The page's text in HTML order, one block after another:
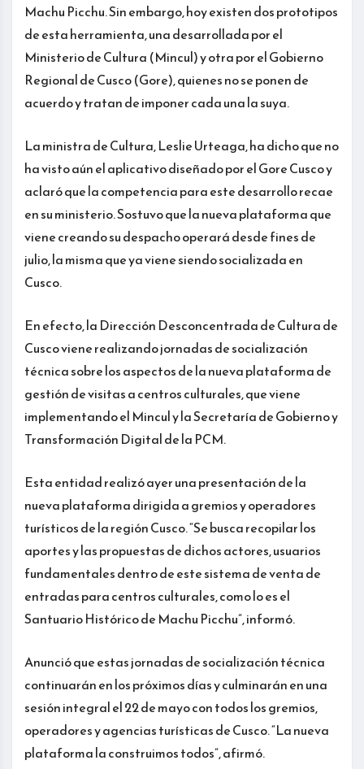
Machu Picchu. Sin embargo, hoy existen dos prototipos
de esta herramienta, una desarrollada por el
Ministerio de Cultura (Mincul) y otra por el Gobierno
Regional de Cusco (Gore), quienes no se ponen de
acuerdo y tratan de imponer cada una la suya.
La ministra de Cultura, Leslie Urteaga, ha dicho que no
ha visto aún el aplicativo diseñado por el Gore Cusco y
aclaró que la competencia para este desarrollo recae
en su ministerio. Sostuvo que la nueva plataforma que
viene creando su despacho operará desde fines de
julio, la misma que ya viene siendo socializada en
Cusco.
En efecto, la Dirección Desconcentrada de Cultura de
Cusco viene realizando jornadas de socialización
técnica sobre los aspectos de la nueva plataforma de
gestión de visitas a centros culturales, que viene
implementando el Mincul y la Secretaría de Gobierno y
Transformación Digital de la PCM.
Esta entidad realizó ayer una presentación de la
nueva plataforma dirigida a gremios y operadores
turísticos de la región Cusco. “Se busca recopilar los
aportes y las propuestas de dichos actores, usuarios
fundamentales dentro de este sistema de venta de
entradas para centros culturales, como lo es el
Santuario Histórico de Machu Picchu”, informó.
Anunció que estas jornadas de socialización técnica
continuarán en los próximos días y culminarán en una
sesión integral el 22 de mayo con todos los gremios,
operadores y agencias turísticas de Cusco. “La nueva
plataforma la construimos todos”, afirmó.